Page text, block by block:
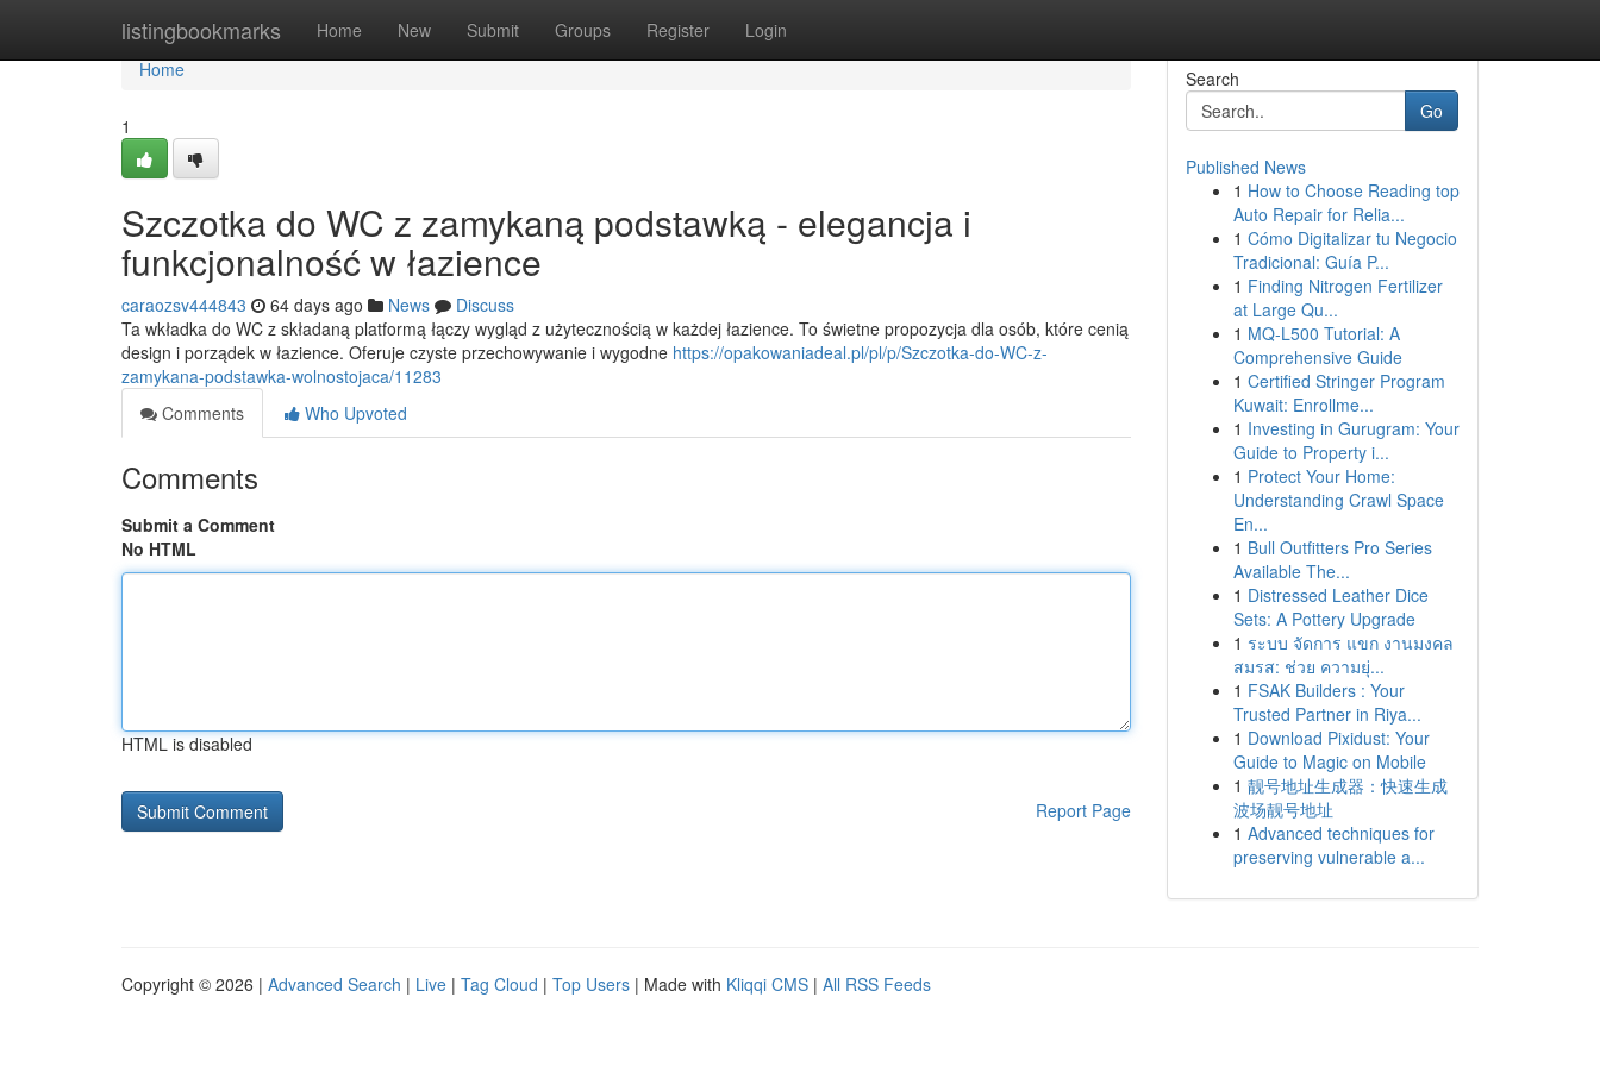
listingbookmarks Home New Submit Groups Register Login
Home
Home
1
Szczotka do WC z zamykaną podstawką - elegancja i
funkcjonalność w łazience
caraozsv444843 64 days ago News
Discuss
Ta wkładka do WC z składaną platformą łączy wygląd z użytecznością w każdej łazience. To świetne propozycja dla osób, które cenią
design i porządek w łazience. Oferuje czyste przechowywanie i wygodne https://opakowaniadeal.pl/pl/p/Szczotka-do-WC-z-
zamykana-podstawka-wolnostojaca/11283
Comments
Who Upvoted
Comments
Submit a Comment
No HTML
HTML is disabled
Report Page
Search
Go
Published News
1 How to Choose Reading top
Auto Repair for Relia...
1 Cómo Digitalizar tu Negocio
Tradicional: Guía P...
1 Finding Nitrogen Fertilizer
at Large Qu...
1 MQ-L500 Tutorial: A
Comprehensive Guide
1 Certified Stringer Program
Kuwait: Enrollme...
1 Investing in Gurugram: Your
Guide to Property i...
1 Protect Your Home:
Understanding Crawl Space
En...
1 Bull Outfitters Pro Series
Available The...
1 Distressed Leather Dice
Sets: A Pottery Upgrade
1 ระบบ จัดการ แขก งานมงคล
สมรส: ช่วย ความยุ่...
1 FSAK Builders : Your
Trusted Partner in Riya...
1 Download Pixidust: Your
Guide to Magic on Mobile
1 靓号地址生成器：快速生成
波场靓号地址
1 Advanced techniques for
preserving vulnerable a...
Copyright © 2026 | Advanced Search | Live | Tag Cloud | Top Users | Made with Kliqqi CMS | All RSS Feeds